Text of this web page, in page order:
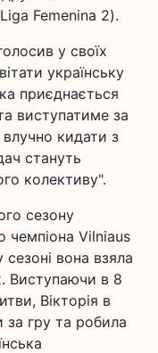
Femenina 2).
у своїх
українську
приєднається
виступатиме за
влучно кидати з
стануть
колективу".
сезону
чемпіона Vilniaus
вона взяла
Виступаючи в 8
Вікторія в
гру та робила